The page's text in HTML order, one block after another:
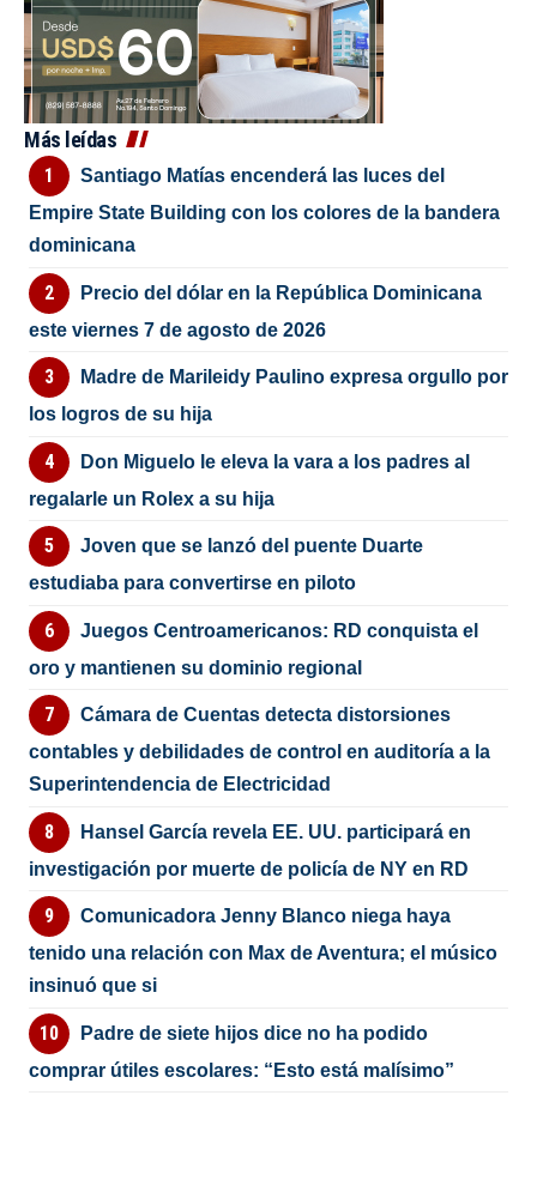
Más leídas
Santiago Matías encenderá las luces del
Empire State Building con los colores de la bandera
dominicana
Precio del dólar en la República Dominicana
este viernes 7 de agosto de 2026
Madre de Marileidy Paulino expresa orgullo por
los logros de su hija
Don Miguelo le eleva la vara a los padres al
regalarle un Rolex a su hija
Joven que se lanzó del puente Duarte
estudiaba para convertirse en piloto
Juegos Centroamericanos: RD conquista el
oro y mantienen su dominio regional
Cámara de Cuentas detecta distorsiones
contables y debilidades de control en auditoría a la
Superintendencia de Electricidad
Hansel García revela EE. UU. participará en
investigación por muerte de policía de NY en RD
Comunicadora Jenny Blanco niega haya
tenido una relación con Max de Aventura; el músico
insinuó que si
Padre de siete hijos dice no ha podido
comprar útiles escolares: “Esto está malísimo”